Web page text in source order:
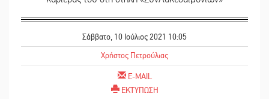
Σάββατο, 10 Ιούλιος 2021 10:05
Χρήστος Πετρούλιας
E-MAIL
ΕΚΤΥΠΩΣΗ